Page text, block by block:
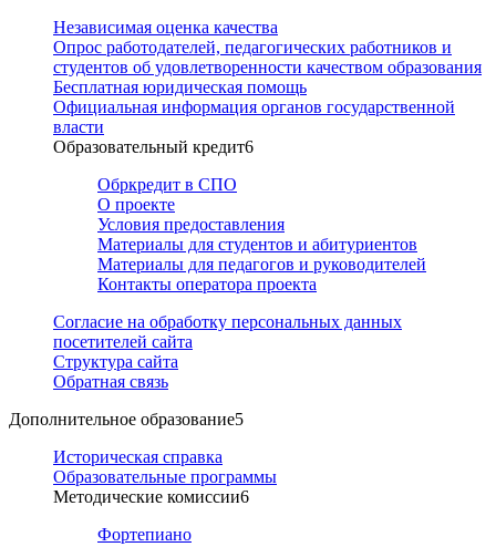
Независимая оценка качества
Опрос работодателей, педагогических работников и
студентов об удовлетворенности качеством образования
Бесплатная юридическая помощь
Официальная информация органов государственной
власти
Образовательный кредит6
Обркредит в СПО
О проекте
Условия предоставления
Материалы для студентов и абитуриентов
Материалы для педагогов и руководителей
Контакты оператора проекта
Согласие на обработку персональных данных
посетителей сайта
Структура сайта
Обратная связь
Дополнительное образование5
Историческая справка
Образовательные программы
Методические комиссии6
Фортепиано